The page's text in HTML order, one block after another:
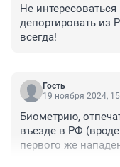
Не
депортировать из
всегда!
Гость
19 ноября 2024,
Биометрию,
въезде в РФ
первого же